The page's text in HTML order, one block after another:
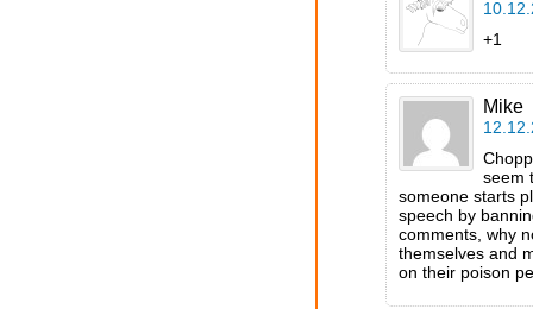
+1
Mike
seem
someone starts
speech by
comments, why
themselves and
on their poison